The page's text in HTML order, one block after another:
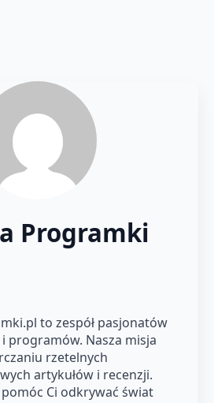
Programki
to zespół pasjonatów
programów. Nasza misja
rzetelnych
artykułów i recenzji.
pomóc Ci odkrywać świat